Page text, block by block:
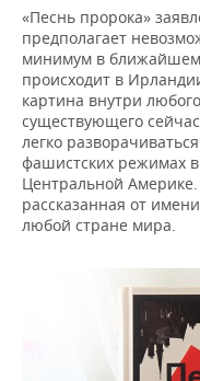
«Песнь пророка»
предполагает
минимум в
происходит в
картина внутри
существующего
легко
фашистских режимах
Центральной
рассказанная от
любой стране мира.